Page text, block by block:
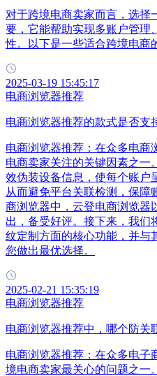
对于跨境电商卖家而言，选择
要，它能帮助实现多账户管理
性。以下是一些适合跨境电商
2025-03-19 15:45:17
电商浏览器推荐
电商浏览器推荐的款式是否支
电商浏览器推荐：在众多电商
电商卖家关注的关键因素之一
效伪装设备信息，使每个账户
从而避免平台关联检测，保障
商浏览器中，云登电商浏览器
出，备受好评。接下来，我们
纹定制方面的核心功能，并与
您做出最优选择。
2025-02-21 15:35:19
电商浏览器推荐
电商浏览器推荐中，哪个防关
电商浏览器推荐：在众多电子
境电商卖家最关心的问题之一